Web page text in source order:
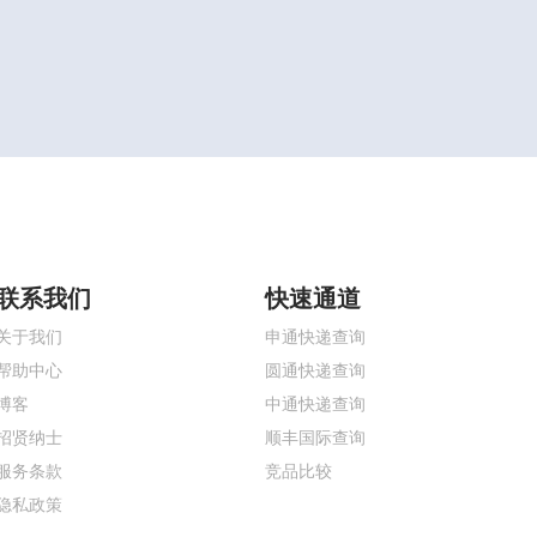
系我们
于我们
助中心
客
贤纳士
务条款
私政策
快速通道
申通快递查询
圆通快递查询
中通快递查询
顺丰国际查询
竞品比较